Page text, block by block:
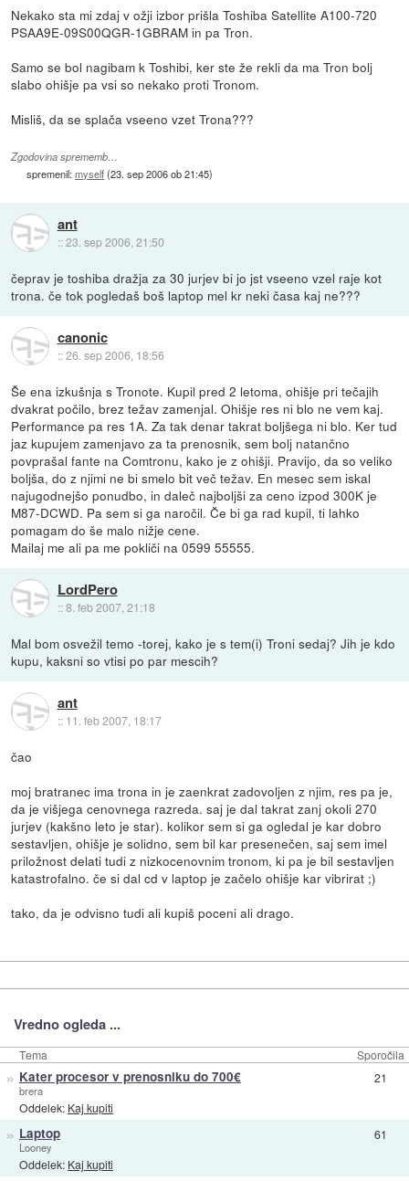
Nekako sta mi zdaj v ožji izbor prišla Toshiba Satellite A100-720
PSAA9E-09S00QGR-1GBRAM in pa Tron.
Samo se bol nagibam k Toshibi, ker ste že rekli da ma Tron bolj
slabo ohišje pa vsi so nekako proti Tronom.
Misliš, da se splača vseeno vzet Trona???
Zgodovina sprememb…
spremenil:myself(23. sep 2006 ob 21:45)
ant
::23. sep 2006, 21:50
čeprav je toshiba dražja za 30 jurjev bi jo jst vseeno vzel raje kot
trona. če tok pogledaš boš laptop mel kr neki časa kaj ne???
canonic
::26. sep 2006, 18:56
Še ena izkušnja s Tronote. Kupil pred 2 letoma, ohišje pri tečajih
dvakrat počilo, brez težav zamenjal. Ohišje res ni blo ne vem kaj.
Performance pa res 1A. Za tak denar takrat boljšega ni blo. Ker tud
jaz kupujem zamenjavo za ta prenosnik, sem bolj natančno
povprašal fante na Comtronu, kako je z ohišji. Pravijo, da so veliko
boljša, do z njimi ne bi smelo bit več težav. En mesec sem iskal
najugodnejšo ponudbo, in daleč najboljši za ceno izpod 300K je
M87-DCWD. Pa sem si ga naročil. Če bi ga rad kupil, ti lahko
pomagam do še malo nižje cene.
Mailaj me ali pa me pokliči na 0599 55555.
LordPero
::8. feb 2007, 21:18
Mal bom osvežil temo -torej, kako je s tem(i) Troni sedaj? Jih je kdo
kupu, kaksni so vtisi po par mescih?
ant
:: 11. feb 2007, 18:17
čao
moj bratranec ima trona in je zaenkrat zadovoljen z njim, res pa je,
da je višjega cenovnega razreda. saj je dal takrat zanj okoli 270
jurjev (kakšno leto je star). kolikor sem si ga ogledal je kar dobro
sestavljen, ohišje je solidno, sem bil kar presenečen, saj sem imel
priložnost delati tudi z nizkocenovnim tronom, ki pa je bil sestavljen
katastrofalno. če si dal cd v laptop je začelo ohišje kar vibrirat ;)
tako, da je odvisno tudi ali kupiš poceni ali drago.
Vredno ogleda ...
Tema Sporočila
» Kater procesor v prenosniku do 700€
brera
Oddelek: Kaj kupiti
21
» Laptop
Looney
Oddelek: Kaj kupiti
61